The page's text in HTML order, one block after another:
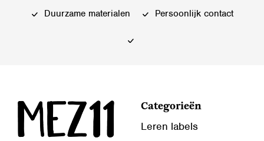
Duurzame materialen Persoonlijk contact
Categorieën
Leren labels